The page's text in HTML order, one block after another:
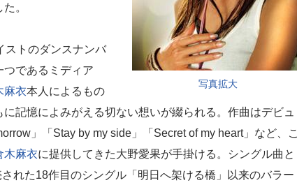
写真拡大
。
トのダンスナンバ
つであるミディア
麻衣本人によるもの
記憶によみがえる切ない想いが綴られる。作曲はデビュ
」「Stay by my side」「Secret of my heart」など、こ
木麻衣に提供してきた大野愛果が手掛ける。シングル曲と
れた18作目のシングル「明日へ架ける橋」以来のバラー